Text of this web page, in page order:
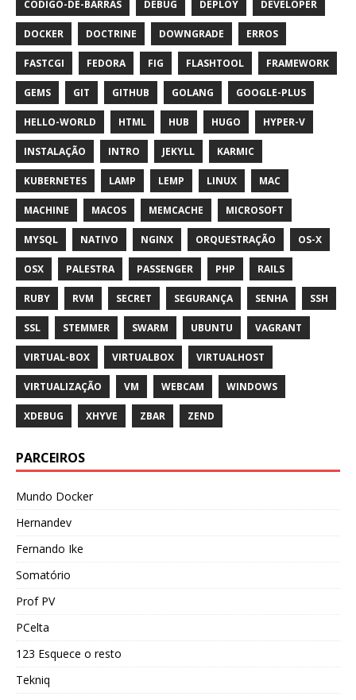
CÓDIGO-DE-BARRAS DEBUG DEPLOY DEVELOPER
DOCKER DOCTRINE DOWNGRADE ERROS
FASTCGI FEDORA FIG FLASHTOOL FRAMEWORK
GEMS GIT GITHUB GOLANG GOOGLE-PLUS
HELLO-WORLD HTML HUB HUGO HYPER-V
INSTALAÇÃO INTRO JEKYLL KARMIC
KUBERNETES LAMP LEMP LINUX MAC
MACHINE MACOS MEMCACHE MICROSOFT
MYSQL NATIVO NGINX ORQUESTRAÇÃO OS-X
OSX PALESTRA PASSENGER PHP RAILS
RUBY RVM SECRET SEGURANÇA SENHA SSH
SSL STEMMER SWARM UBUNTU VAGRANT
VIRTUAL-BOX VIRTUALBOX VIRTUALHOST
VIRTUALIZAÇÃO VM WEBCAM WINDOWS
XDEBUG XHYVE ZBAR ZEND
PARCEIROS
Mundo Docker
Hernandev
Fernando Ike
Somatório
Prof PV
PCelta
123 Esquece o resto
Tekniq